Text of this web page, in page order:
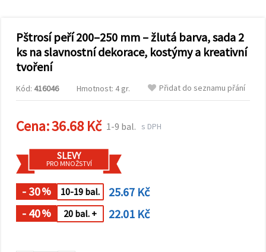
marketing.
Můžete
souhlasit s
použitím
cookies
kliknutím
vše!" Nebo
můžete
preference v
Nastavení
výběrem
cookies a
kliknutím
na tlačítko
Pštrosí peří 200–250 mm – žlutá barva, sada 2
ks na slavnostní dekorace, kostýmy a kreativní
tvoření
Kód: 416046 Hmotnost: 4 gr. Přidat do seznamu přání
Cena:36.68 Kč 1-9 bal. s DPH
SLEVY
PRO MNOŽSTVÍ
- 30% 10-19 bal.
25.67 Kč
- 40% 20 bal. + 22.01 Kč